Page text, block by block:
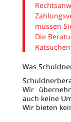
müssen
Die
Was
Wir
auch keine
Wir bieten